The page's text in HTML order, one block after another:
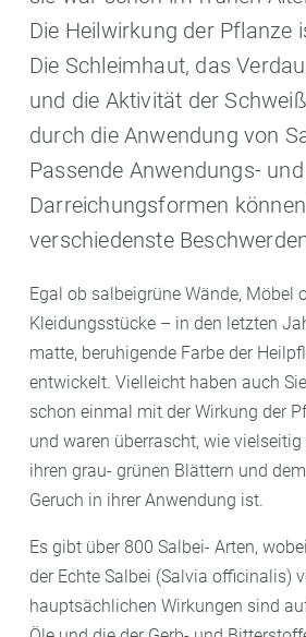
Die Heilwirkung der Pflanze
Die Schleimhaut, das
und die Aktivität der
durch die Anwendung von
Passende Anwendungs- und
Darreichungsformen
verschiedenste
Egal ob salbeigrüne Wände, Möbel
Kleidungsstücke – in den letzten
matte, beruhigende Farbe der
entwickelt. Vielleicht haben auch
schon einmal mit der Wirkung der
und waren überrascht, wie
ihren grau- grünen Blättern und
Geruch in ihrer Anwendung ist.
Es gibt über 800 Salbei- Arten,
der Echte Salbei (Salvia officinalis)
hauptsächlichen Wirkungen sind